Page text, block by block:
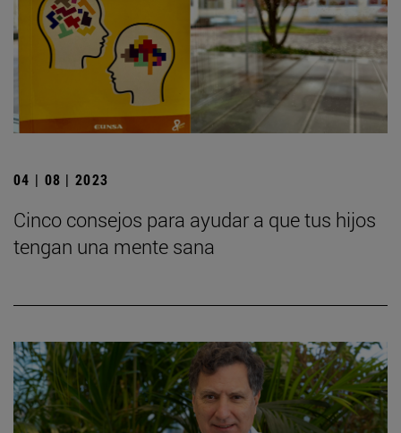
04 | 08 | 2023
Cinco consejos para ayudar a que tus hijos
tengan una mente sana